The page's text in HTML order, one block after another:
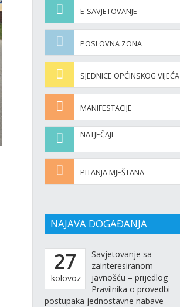
E-SAVJETOVANJE
POSLOVNA ZONA
SJEDNICE OPĆINSKOG VIJEĆA
MANIFESTACIJE
NATJEČAJI
PITANJA MJEŠTANA
NAJAVA DOGAĐANJA
27
kolovoz
Savjetovanje sa
zainteresiranom
javnošću – prijedlog
Pravilnika o provedbi
postupaka jednostavne nabave